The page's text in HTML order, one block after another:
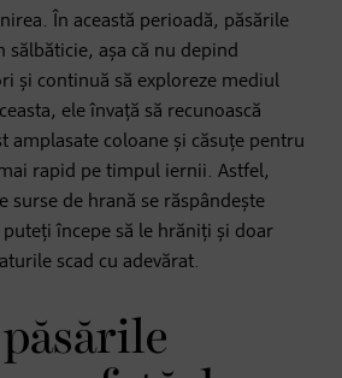
În această perioadă, păsările
sălbăticie, așa că nu depind
și continuă să exploreze mediul
ele învață să recunoască
amplasate coloane și căsuțe pentru
rapid pe timpul iernii. Astfel,
surse de hrană se răspândește
începe să le hrăniți și doar
scad cu adevărat.